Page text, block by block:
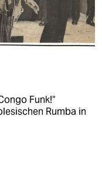
Funk!“
Rumba in